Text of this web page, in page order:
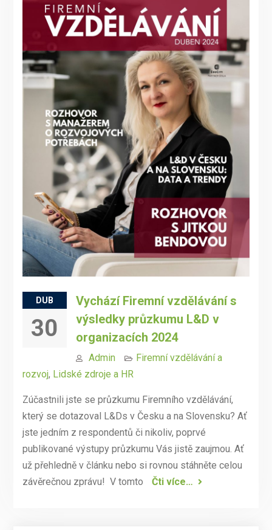
DUB
30
Vychází Firemní vzdělávání s
výsledky průzkumu L&D v
organizacích 2024
Admin
Firemní vzdělávání a
rozvoj, Lidské zdroje a HR
Zúčastnili jste se průzkumu Firemního vzdělávání,
který se dotazoval L&Ds v Česku a na Slovensku? Ať
jste jedním z respondentů či nikoliv, poprvé
publikované výstupy průzkumu Vás jistě zaujmou. Ať
už přehledně v článku nebo si rovnou stáhněte celou
závěrečnou zprávu! V tomto
Čti více…